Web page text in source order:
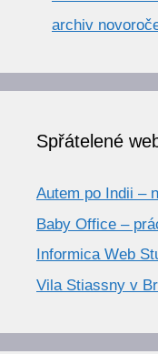
archiv
Spřátelené
Autem po Indii –
Baby Office –
Informica Web
Vila Stiassny v